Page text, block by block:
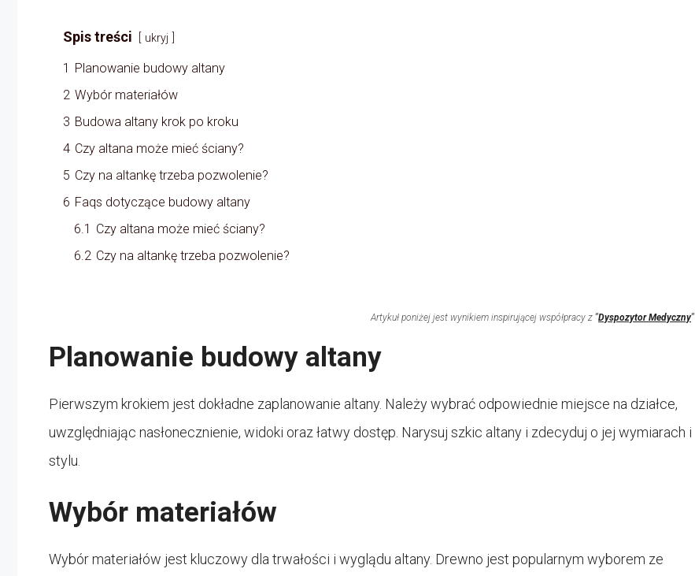
Spis treści ukryj
1 Planowanie budowy altany
2 Wybór materiałów
3 Budowa altany krok po kroku
4 Czy altana może mieć ściany?
5 Czy na altankę trzeba pozwolenie?
6 Faqs dotyczące budowy altany
6.1 Czy altana może mieć ściany?
6.2 Czy na altankę trzeba pozwolenie?
Artykuł poniżej jest wynikiem inspirującej współpracy z "Dyspozytor Medyczny"
Planowanie budowy altany
Pierwszym krokiem jest dokładne zaplanowanie altany. Należy wybrać odpowiednie miejsce na działce,
uwzględniając nasłonecznienie, widoki oraz łatwy dostęp. Narysuj szkic altany i zdecyduj o jej wymiarach i
stylu.
Wybór materiałów
Wybór materiałów jest kluczowy dla trwałości i wyglądu altany. Drewno jest popularnym wyborem ze